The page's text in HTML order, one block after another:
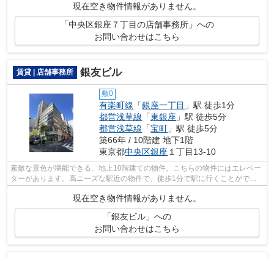
現在空き物件情報がありません。
「中央区銀座７丁目の店舗事務所」への
お問い合わせはこちら
賃貸 | 店舗事務所 銀友ビル
敷0
有楽町線 「銀座一丁目 」駅 徒歩1分
都営浅草線 「東銀座 」駅 徒歩5分
都営浅草線 「宝町 」駅 徒歩5分
築66年 / 10階建 地下1階
東京都中央区銀座 １丁目13-10
素敵な景色が堪能できる、地上10階建ての物件。こちらの物件にはエレベー
ターがあります。高ニーズな駅近の物件で、徒歩1分で駅に行くことができ
ます。2駅利用できる場所にあり、行き...
現在空き物件情報がありません。
「銀友ビル」への
お問い合わせはこちら